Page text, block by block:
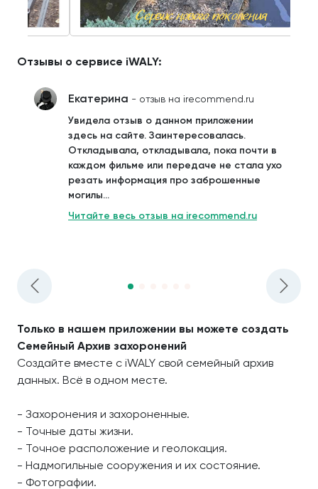
Отзывы о сервисе iWALY:
Екатерина - отзыв на irecommend.ru
Увидела отзыв о данном приложении
здесь на сайте. Заинтересовалась.
Откладывала, откладывала, пока почти в
каждом фильме или передаче не стала ухо
резать информация про заброшенные
могилы...
Читайте весь отзыв на irecommend.ru
Только в нашем приложении вы можете создать
Семейный Архив захоронений
Создайте вместе с iWALY свой семейный архив
данных. Всё в одном месте.
- Захоронения и захороненные.
- Точные даты жизни.
- Точное расположение и геолокация.
- Надмогильные сооружения и их состояние.
- Фотографии.